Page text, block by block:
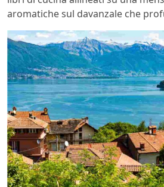
aromatiche sul davanzale che